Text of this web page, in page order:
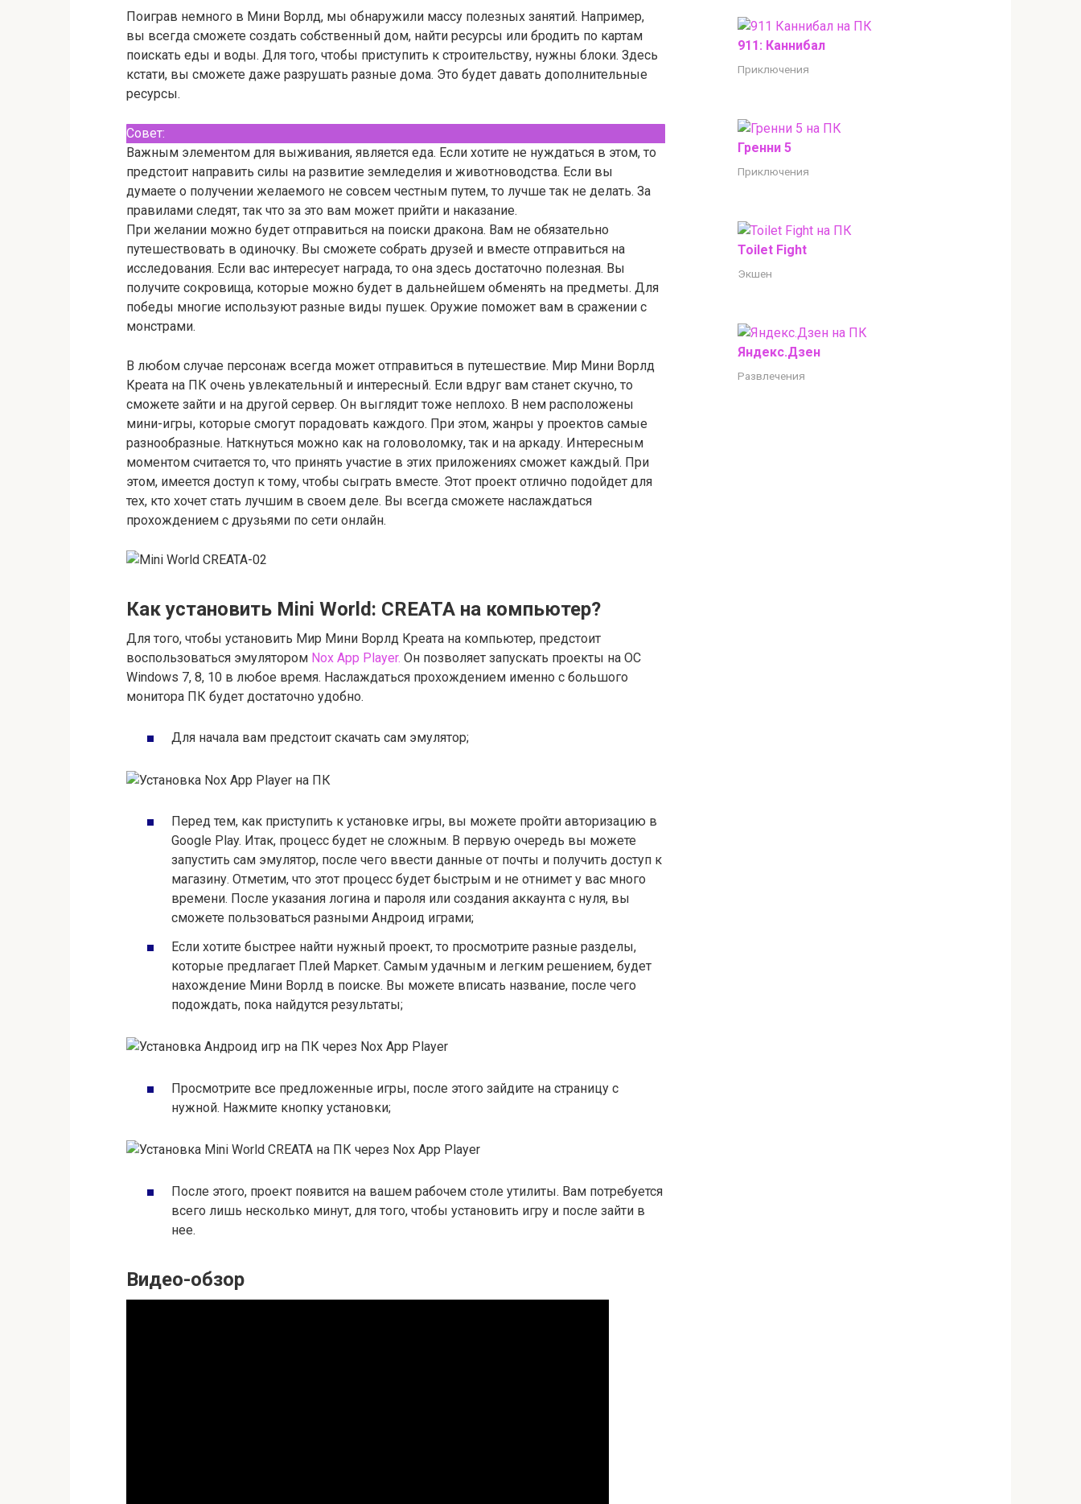
Поиграв немного в Мини Ворлд, мы обнаружили массу полезных занятий. Например,
вы всегда сможете создать собственный дом, найти ресурсы или бродить по картам
поискать еды и воды. Для того, чтобы приступить к строительству, нужны блоки. Здесь
кстати, вы сможете даже разрушать разные дома. Это будет давать дополнительные
ресурсы.
Совет:
Важным элементом для выживания, является еда. Если хотите не нуждаться в этом, то
предстоит направить силы на развитие земледелия и животноводства. Если вы
думаете о получении желаемого не совсем честным путем, то лучше так не делать. За
правилами следят, так что за это вам может прийти и наказание.
При желании можно будет отправиться на поиски дракона. Вам не обязательно
путешествовать в одиночку. Вы сможете собрать друзей и вместе отправиться на
исследования. Если вас интересует награда, то она здесь достаточно полезная. Вы
получите сокровища, которые можно будет в дальнейшем обменять на предметы. Для
победы многие используют разные виды пушек. Оружие поможет вам в сражении с
монстрами.
В любом случае персонаж всегда может отправиться в путешествие. Мир Мини Ворлд
Креата на ПК очень увлекательный и интересный. Если вдруг вам станет скучно, то
сможете зайти и на другой сервер. Он выглядит тоже неплохо. В нем расположены
мини-игры, которые смогут порадовать каждого. При этом, жанры у проектов самые
разнообразные. Наткнуться можно как на головоломку, так и на аркаду. Интересным
моментом считается то, что принять участие в этих приложениях сможет каждый. При
этом, имеется доступ к тому, чтобы сыграть вместе. Этот проект отлично подойдет для
тех, кто хочет стать лучшим в своем деле. Вы всегда сможете наслаждаться
прохождением с друзьями по сети онлайн.
Как установить Mini World: CREATA на компьютер?
Для того, чтобы установить Мир Мини Ворлд Креата на компьютер, предстоит
воспользоваться эмулятором Nox App Player. Он позволяет запускать проекты на ОС
Windows 7, 8, 10 в любое время. Наслаждаться прохождением именно с большого
монитора ПК будет достаточно удобно.
Для начала вам предстоит скачать сам эмулятор;
Перед тем, как приступить к установке игры, вы можете пройти авторизацию в
Google Play. Итак, процесс будет не сложным. В первую очередь вы можете
запустить сам эмулятор, после чего ввести данные от почты и получить доступ к
магазину. Отметим, что этот процесс будет быстрым и не отнимет у вас много
времени. После указания логина и пароля или создания аккаунта с нуля, вы
сможете пользоваться разными Андроид играми;
Если хотите быстрее найти нужный проект, то просмотрите разные разделы,
которые предлагает Плей Маркет. Самым удачным и легким решением, будет
нахождение Мини Ворлд в поиске. Вы можете вписать название, после чего
подождать, пока найдутся результаты;
Просмотрите все предложенные игры, после этого зайдите на страницу с
нужной. Нажмите кнопку установки;
После этого, проект появится на вашем рабочем столе утилиты. Вам потребуется
всего лишь несколько минут, для того, чтобы установить игру и после зайти в
нее.
Видео-обзор
911: Каннибал
Приключения
Гренни 5
Приключения
Toilet Fight
Экшен
Яндекс.Дзен
Развлечения